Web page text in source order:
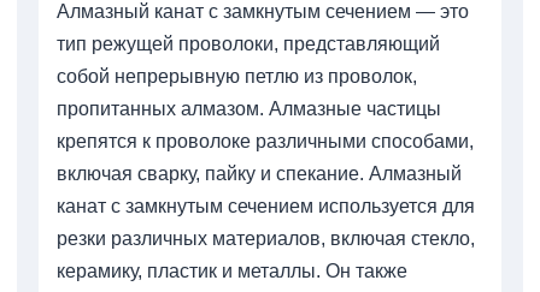
Алмазный канат с замкнутым сечением — это
тип режущей проволоки, представляющий
собой непрерывную петлю из проволок,
пропитанных алмазом. Алмазные частицы
крепятся к проволоке различными способами,
включая сварку, пайку и спекание. Алмазный
канат с замкнутым сечением используется для
резки различных материалов, включая стекло,
керамику, пластик и металлы. Он также